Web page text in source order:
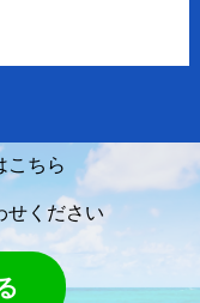
こちら
せください